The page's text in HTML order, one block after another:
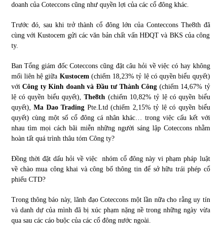
doanh của Coteccons cũng như quyền lợi của các cổ đông khác.
Trước đó, sau khi trở thành cổ đông lớn của Conteccons The8th đã
cùng với Kustocem gửi các văn bản chất vấn HĐQT và BKS của công
ty.
Ban Tổng giám đốc Coteccons cũng đặt câu hỏi về việc có hay không
mối liên hệ giữa Kustocem (chiếm 18,23% tỷ lệ có quyền biểu quyết)
với Công ty Kinh doanh và Đầu tư Thành Công (chiếm 14,67% tỷ
lệ có quyền biểu quyết),The8th (chiếm 10,82% tỷ lệ có quyền biểu
quyết),Ma Dao Trading Pte.Ltd (chiếm 2,15% tỷ lệ có quyền biểu
quyết) cùng một số cổ đông cá nhân khác… trong việc cấu kết với
nhau tìm mọi cách bãi miễn những người sáng lập Coteccons nhằm
hoàn tất quá trình thâu tóm Công ty?
Đồng thời đặt dấu hỏi về việc nhóm cổ đông này vi phạm pháp luật
về chào mua công khai và công bố thông tin để sở hữu trái phép cổ
phiếu CTD?
Trong thông báo này, lãnh đạo Coteccons một lần nữa cho rằng uy tín
và danh dự của mình đã bị xúc phạm nặng nề trong những ngày vừa
qua sau các cáo buộc của các cổ đông nước ngoài.